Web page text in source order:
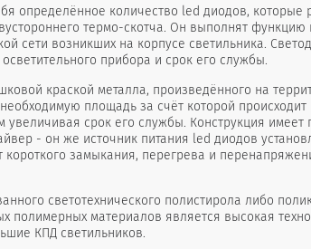
определённое количество led диодов,
термо-скотча. Он выполнят функцию
сети возникших на корпусе светильника.
прибора и срок его службы.
краской металла, произведённого на
площадь за счёт которой
срок его службы. Конструкция
- он же источник питания led диодов
замыкания, перегрева и
светотехнического полистирола либо
полимерных материалов является высокая
КПД светильников.